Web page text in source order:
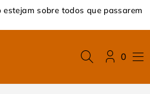
sobre todos que passarem
0